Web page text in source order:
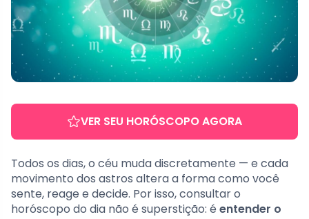
VER SEU HORÓSCOPO AGORA
Todos os dias, o céu muda discretamente — e cada
movimento dos astros altera a forma como você
sente, reage e decide. Por isso, consultar o
horóscopo do dia não é superstição: é entender o